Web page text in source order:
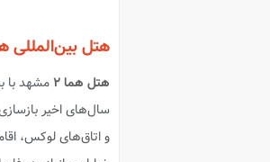
هتل بین‌المللی هما ۲ مشهد؛ هتل ۵ ستاره دور از
هتل هما ۲
مشهد با
سال‌های اخیر